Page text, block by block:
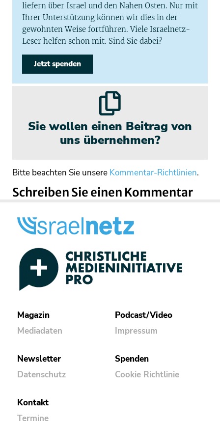
liefern über Israel und den Nahen Osten. Nur mit
Ihrer Unterstützung können wir dies in der
gewohnten Weise fortführen. Viele Israelnetz-
Leser helfen schon mit. Sind Sie dabei?
Jetzt spenden
Sie wollen einen Beitrag von
uns übernehmen?
Bitte beachten Sie unsere Kommentar-Richtlinien.
Schreiben Sie einen Kommentar
Magazin
Mediadaten
Podcast/Video
Impressum
Newsletter
Datenschutz
Spenden
Cookie Richtlinie
Kontakt
Termine